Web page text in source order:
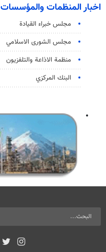
اخبار المنظمات والمؤسسات
مجلس خبراء القيادة
مجلس الشورى الاسلامي
منظمة الاذاعة والتلفزیون
البنك المركزي